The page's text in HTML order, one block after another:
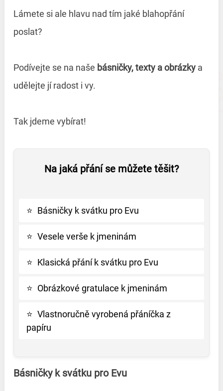
Lámete si ale hlavu nad tím jaké blahopřání
poslat?
Podívejte se na naše básničky, texty a obrázkya
udělejte jí radost i vy.
Tak jdeme vybírat!
Na jaká přání se můžete těšit?
⭐ Básničky k svátku pro Evu
⭐ Vesele verše k jmeninám
⭐ Klasická přání k svátku pro Evu
⭐ Obrázkové gratulace k jmeninám
⭐ Vlastnoručně vyrobená přáníčka z
papíru
Básničky k svátku pro Evu